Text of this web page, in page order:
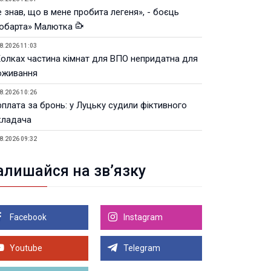
знав, що в мене пробита легеня», - боєць
Малютка
11:03
частина кімнат для ВПО непридатна для
10:26
за бронь: у Луцьку судили фіктивного
09:32
21:18
телеоб'єктивів Sigma Sports та Sony G-
21:00
на 99,9% готовий новий Державний
простір. ВІДЕО
Більше новин
на зв’язку
Facebook Instagram
Youtube Telegram